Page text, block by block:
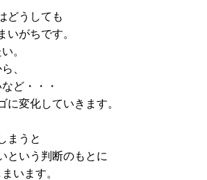
どうしても
いがちです。
。
、
ど・・・
変化していきます。
まうと
という判断のもとに
います。